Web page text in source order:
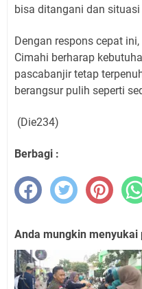
bisa ditangani dan
Dengan respons cepat
Cimahi berharap
pascabanjir tetap
berangsur pulih seperti
(Die234)
Berbagi :
Anda mungkin menyukai